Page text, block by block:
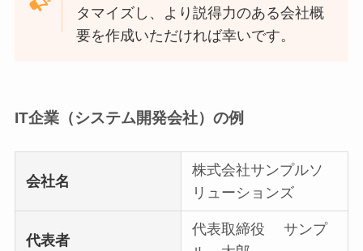
タマイズし、より説得力のある会社概
要を作成いただければ幸いです。
IT企業（システム開発会社）の例
会社名
株式会社サンプルソ
リューションズ
代表者
代表取締役 サンプ